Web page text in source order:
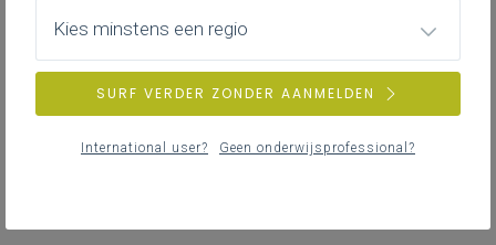
zeggenschapover het goed dat je eigendom
is. Traditioneel beschik je als eigenaar over
dat die niet wettelijk zijn ingeperkt of
Kies minstens een regio
SURF VERDER ZONDER AANMELDEN
International user? Geen onderwijsprofessional?